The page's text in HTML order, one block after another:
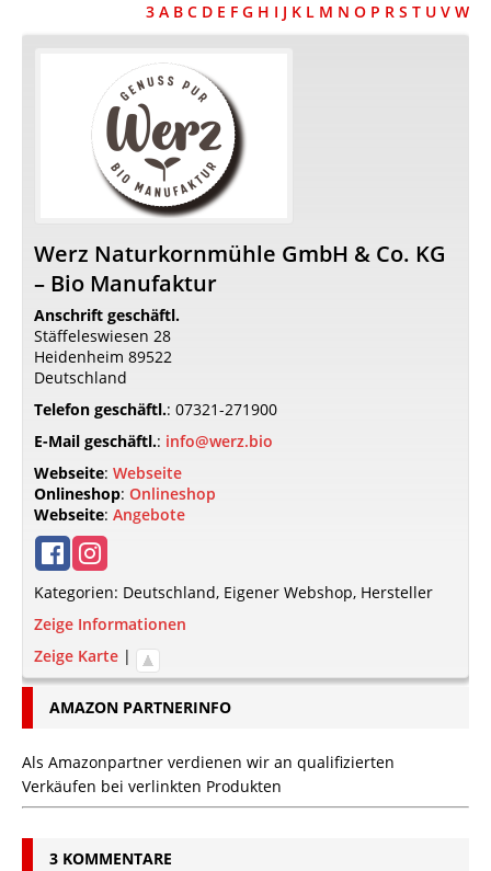
3 A B C D E F G H I J K L M N O P R S T U V W
Werz Naturkornmühle GmbH & Co. KG
– Bio Manufaktur
Anschrift geschäftl.
Stäffeleswiesen 28
Heidenheim 89522
Deutschland
Telefon geschäftl.: 07321-271900
E-Mail geschäftl.: info@werz.bio
Webseite: Webseite
Onlineshop: Onlineshop
Webseite: Angebote
Kategorien: Deutschland, Eigener Webshop, Hersteller
Zeige Informationen
Zeige Karte |
AMAZON PARTNERINFO
Als Amazonpartner verdienen wir an qualifizierten
Verkäufen bei verlinkten Produkten
3 KOMMENTARE